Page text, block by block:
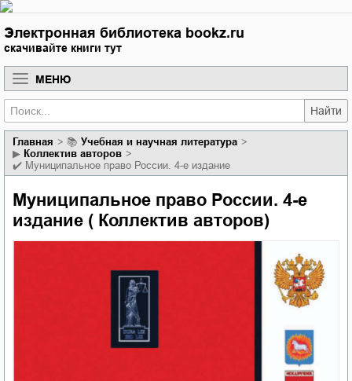
Электронная библиотека bookz.ru
скачивайте книги тут
МЕНЮ
Найти
Главная 📚
учебная и научная литература
▶ Коллектив авторов
✔️ Муниципальное право России. 4-е издание
Муниципальное право России. 4-е
издание ( Коллектив авторов)